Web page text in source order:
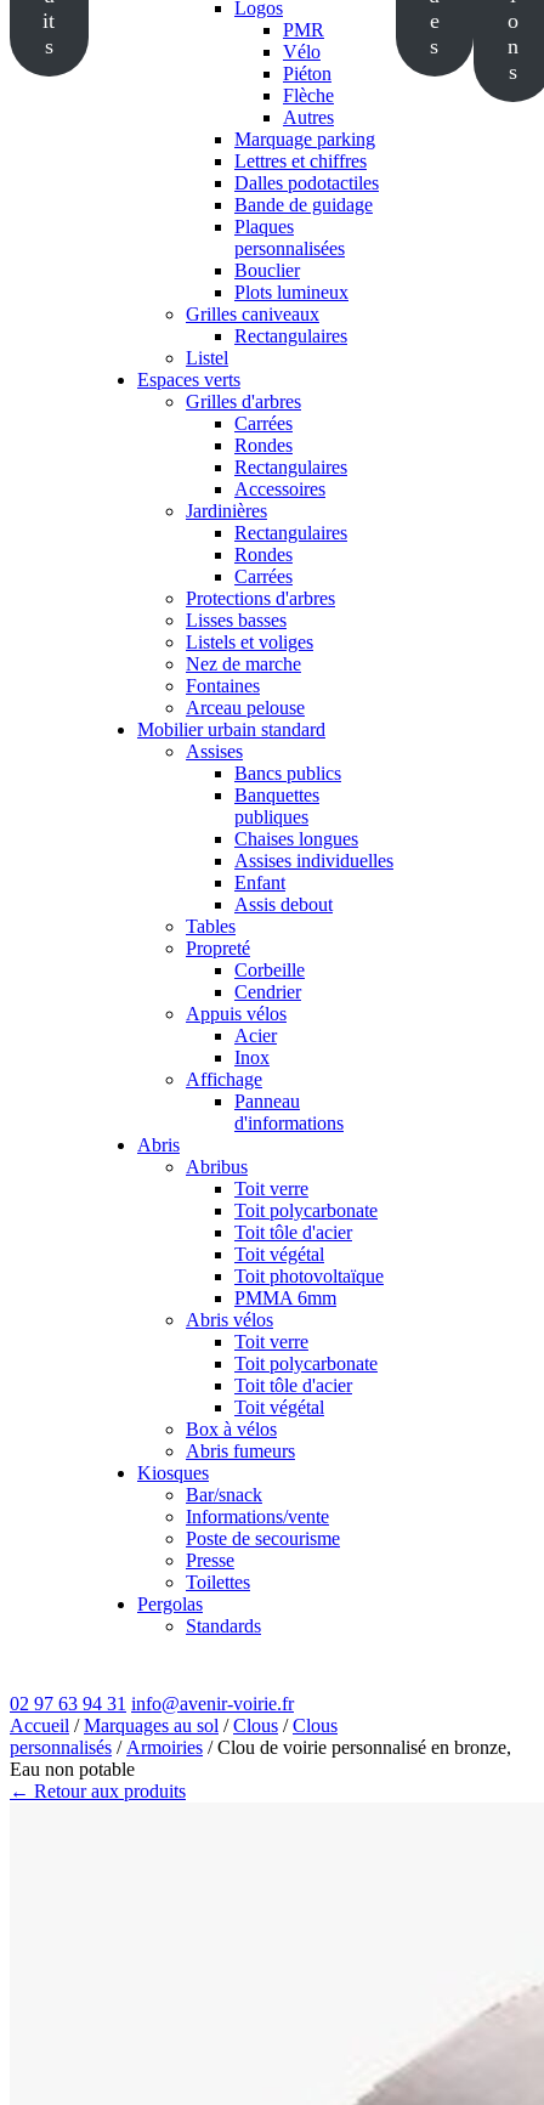
it
s
Logos
PMR
Vélo
Piéton
Flèche
Autres
Marquage parking
Lettres et chiffres
Dalles podotactiles
Bande de guidage
Plaques
personnalisées
Bouclier
Plots lumineux
Grilles caniveaux
Rectangulaires
Listel
Espaces verts
Grilles d'arbres
Carrées
Rondes
Rectangulaires
Accessoires
Jardinières
Rectangulaires
Rondes
Carrées
Protections d'arbres
Lisses basses
Listels et voliges
Nez de marche
Fontaines
Arceau pelouse
Mobilier urbain standard
Assises
Bancs publics
Banquettes
publiques
Chaises longues
Assises individuelles
Enfant
Assis debout
Tables
Propreté
Corbeille
Cendrier
Appuis vélos
Acier
Inox
Affichage
Panneau
d'informations
Abris
Abribus
Toit verre
Toit polycarbonate
Toit tôle d'acier
Toit végétal
Toit photovoltaïque
PMMA 6mm
Abris vélos
Toit verre
Toit polycarbonate
Toit tôle d'acier
Toit végétal
Box à vélos
Abris fumeurs
Kiosques
Bar/snack
Informations/vente
Poste de secourisme
Presse
Toilettes
Pergolas
Standards
e
s
o
n
s
02 97 63 94 31 info@avenir-voirie.fr
Accueil /Marquages au sol /Clous /Clous
personnalisés / Armoiries / Clou de voirie personnalisé en bronze,
Eau non potable
← Retour aux produits